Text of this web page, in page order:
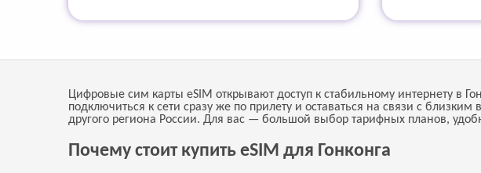
Цифровые сим карты eSIM открывают доступ к стабильному интернету в
подключиться к сети сразу же по прилету и оставаться на связи с
другого региона России. Для вас — большой выбор тарифных планов,
Почему стоит купить eSIM для Гонконга